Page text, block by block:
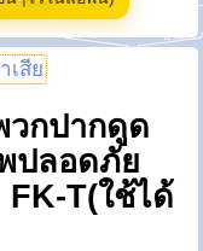
เสีย
วกปากดูด
ปลอดภัย
T(ใช้ได้